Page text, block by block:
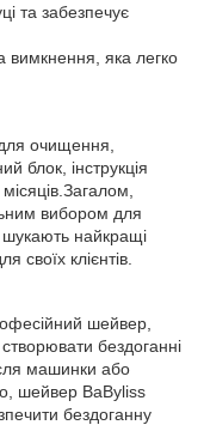
та забезпечує
вимкнення, яка легко
очищення,
блок, інструкція
вибором для
шукають найкращі
своїх клієнтів.
шейвер,
бездоганні
машинки або
шейвер BaByliss
бездоганну